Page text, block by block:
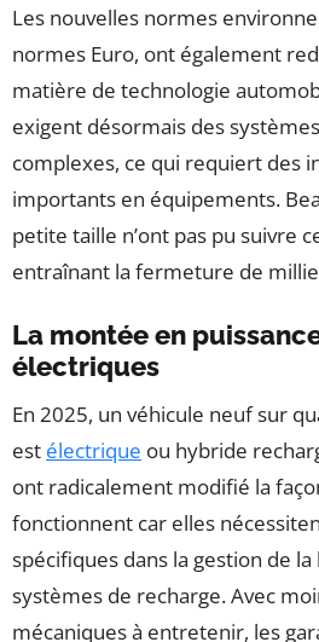
Les nouvelles normes
normes Euro, ont également
matière de technologie
exigent désormais des
complexes, ce qui requiert des
importants en équipements.
petite taille n’ont pas pu suivre
entraînant la fermeture de
La montée en
électriques
En 2025, un véhicule neuf sur
est électrique ou hybride
ont radicalement modifié la
fonctionnent car elles
spécifiques dans la gestion de
systèmes de recharge. Avec
mécaniques à entretenir, les